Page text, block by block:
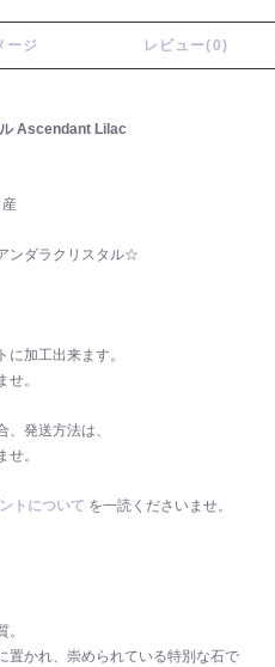
ージ レビュー(0)
Ascendant Lilac
ンダラクリスタル☆
加工出来ます。
。
発送方法は、
。
トについて を一読くださいませ。
置かれ、崇められている特別な石で